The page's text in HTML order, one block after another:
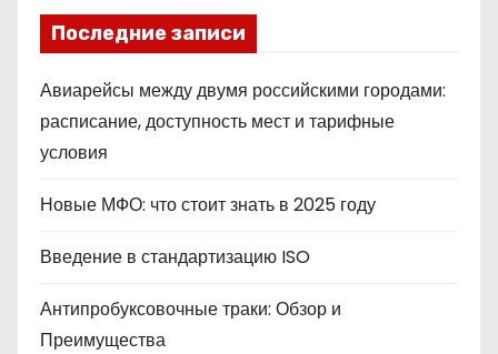
Последние записи
Авиарейсы между двумя российскими городами:
расписание, доступность мест и тарифные
условия
Новые МФО: что стоит знать в 2025 году
Введение в стандартизацию ISO
Антипробуксовочные траки: Обзор и
Преимущества